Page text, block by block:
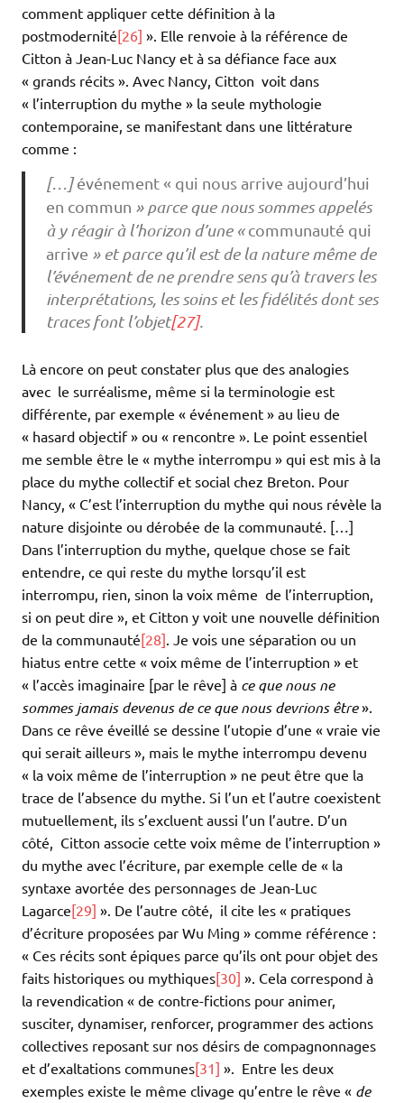
comment appliquer cette définition à la
postmodernité[26] ». Elle renvoie à la référence de
Citton à Jean-Luc Nancy et à sa défiance face aux
« grands récits ». Avec Nancy, Citton voit dans
« l’interruption du mythe » la seule mythologie
contemporaine, se manifestant dans une littérature
comme :
[…]événement « qui nous arrive aujourd’hui
en commun » parce que nous sommes appelés
à y réagir à l’horizon d’une «communauté qui
arrive » et parce qu’il est de la nature même de
l’événement de ne prendre sens qu’à travers les
interprétations, les soins et les fidélités dont ses
traces font l’objet[27].
Là encore on peut constater plus que des analogies
avec le surréalisme, même si la terminologie est
différente, par exemple « événement » au lieu de
« hasard objectif » ou « rencontre ». Le point essentiel
me semble être le « mythe interrompu » qui est mis à la
place du mythe collectif et social chez Breton. Pour
Nancy, « C’est l’interruption du mythe qui nous révèle la
nature disjointe ou dérobée de la communauté. […]
Dans l’interruption du mythe, quelque chose se fait
entendre, ce qui reste du mythe lorsqu’il est
interrompu, rien, sinon la voix même de l’interruption,
si on peut dire », et Citton y voit une nouvelle définition
de la communauté[28]. Je vois une séparation ou un
hiatus entre cette « voix même de l’interruption » et
« l’accès imaginaire [par le rêve] à ce que nous ne
sommes jamais devenus de ce que nous devrions être».
Dans ce rêve éveillé se dessine l’utopie d’une « vraie vie
qui serait ailleurs », mais le mythe interrompu devenu
« la voix même de l’interruption » ne peut être que la
trace de l’absence du mythe. Si l’un et l’autre coexistent
mutuellement, ils s’excluent aussi l’un l’autre. D’un
côté, Citton associe cette voix même de l’interruption »
du mythe avec l’écriture, par exemple celle de « la
syntaxe avortée des personnages de Jean-Luc
Lagarce[29] ». De l’autre côté, il cite les « pratiques
d’écriture proposées par Wu Ming » comme référence :
« Ces récits sont épiques parce qu’ils ont pour objet des
faits historiques ou mythiques[30] ». Cela correspond à
la revendication « de contre-fictions pour animer,
susciter, dynamiser, renforcer, programmer des actions
collectives reposant sur nos désirs de compagnonnages
et d’exaltations communes[31] ». Entre les deux
exemples existe le même clivage qu’entre le rêve « de